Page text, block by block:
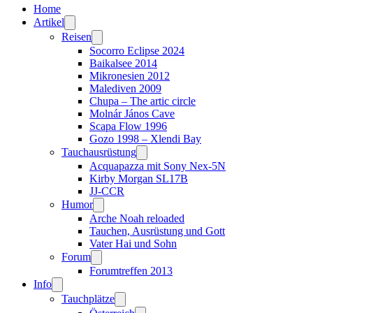
Home
Artikel
Reisen
Socorro Eclipse 2024
Baikalsee 2014
Mikronesien 2012
Malediven 2009
Chupa – The artic circle
Molnár János Cave
Scapa Flow 1996
Gozo 1998 – Xlendi Bay
Tauchausrüstung
Acquapazza mit Sony Nex-5N
Kirby Morgan SL17B
JJ-CCR
Humor
Arche Noah reloaded
Tauchen, Ausrüstung und Gott
Vater Hai und Sohn
Forum
Forumtreffen 2013
Info
Tauchplätze